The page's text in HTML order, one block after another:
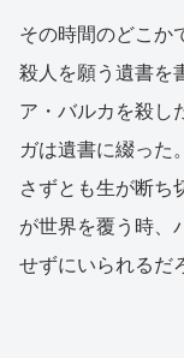
その時間のどこか
殺人を願う遺書を
ア・バルカを殺し
ガは遺書に綴った
さずとも生が断ち
が世界を覆う時、
せずにいられるだ